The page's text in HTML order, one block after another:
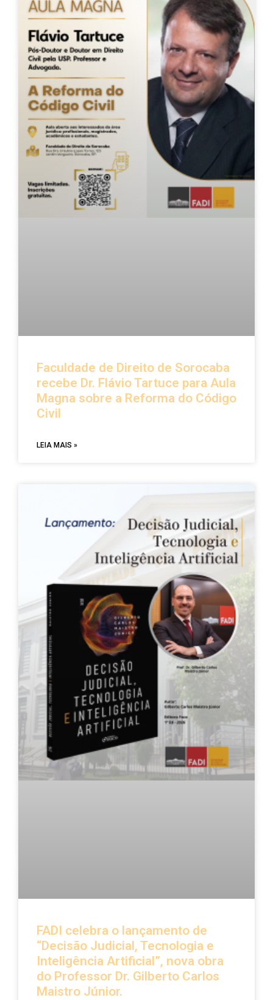
Faculdade de Direito de Sorocaba
recebe Dr. Flávio Tartuce para Aula
Magna sobre a Reforma do Código
Civil
LEIA MAIS »
FADI celebra o lançamento de
“Decisão Judicial, Tecnologia e
Inteligência Artificial”, nova obra
do Professor Dr. Gilberto Carlos
Maistro Júnior.